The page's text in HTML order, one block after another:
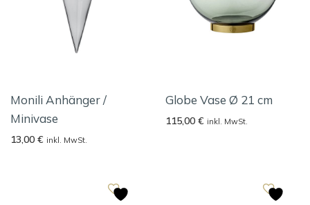
Monili Anhänger /
Minivase
13,00 € inkl. MwSt.
Globe Vase Ø 21 cm
115,00 € inkl. MwSt.